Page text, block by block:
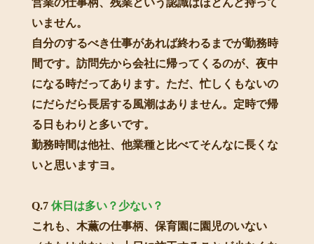
営業の仕事柄、残業という認識はほとんど持って
いません。
自分のするべき仕事があれば終わるまでが勤務時
間です。訪問先から会社に帰ってくるのが、夜中
になる時だってあります。ただ、忙しくもないの
にだらだら長居する風潮はありません。定時で帰
る日もわりと多いです。
勤務時間は他社、他業種と比べてそんなに長くな
いと思いますヨ。
Q.7 休日は多い？少ない？
これも、木薫の仕事柄、保育園に園児のいない